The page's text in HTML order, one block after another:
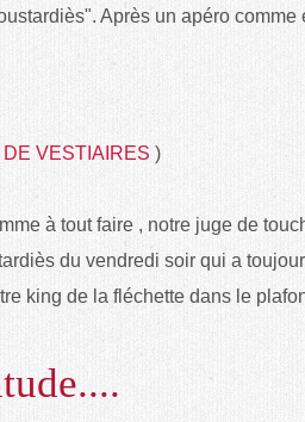
Après un apéro comme
DE VESTIAIRES )
à tout faire , notre juge de
du vendredi soir qui a
king de la fléchette dans le